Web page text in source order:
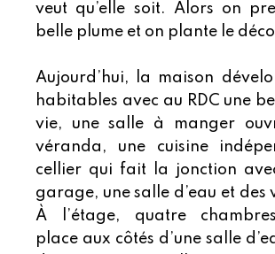
veut qu’elle soit. Alors on
belle plume et on plante le
Aujourd’hui, la maison
habitables avec au RDC une
vie, une salle à manger
véranda, une cuisine
cellier qui fait la jonction
garage, une salle d’eau et des
À l’étage, quatre
place aux côtés d’une salle